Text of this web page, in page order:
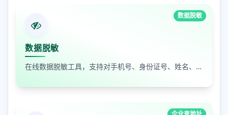
数据脱敏
数据脱敏
在线数据脱敏工具，支持对手机号、身份证号、姓名、邮箱等敏感数据进行批量脱敏处理，保护隐私安全